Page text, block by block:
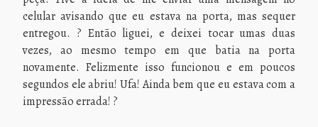
celular avisando que eu estava na porta, mas sequer
entregou. ? Então liguei, e deixei tocar umas duas
vezes, ao mesmo tempo em que batia na porta
novamente. Felizmente isso funcionou e em poucos
segundos ele abriu! Ufa! Ainda bem que eu estava com a
impressão errada! ?